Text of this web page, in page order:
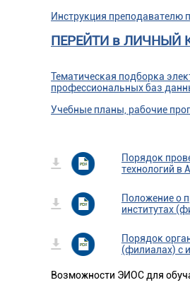
Инструкция
ПЕРЕЙТИ в ЛИЧНЫЙ
Тематическая подборка
профессиональных баз
Учебные планы, рабочие
Порядок
технологий в
Положение о
институтах
Порядок
(филиалах) с
Возможности ЭИОС для